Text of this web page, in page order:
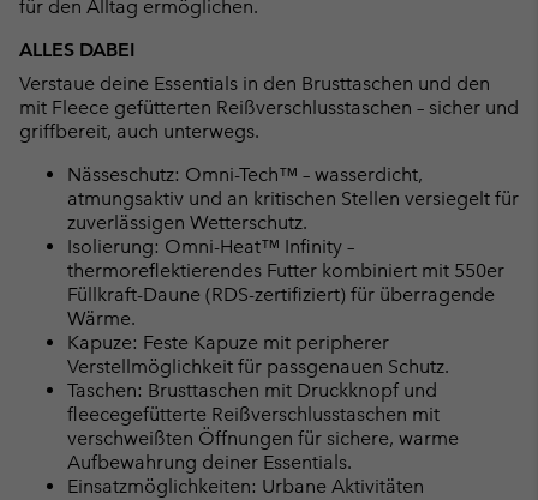
für den Alltag ermöglichen.
ALLES DABEI
Verstaue deine Essentials in den Brusttaschen und den
mit Fleece gefütterten Reißverschlusstaschen – sicher und
griffbereit, auch unterwegs.
Nässeschutz: Omni-Tech™ – wasserdicht,
atmungsaktiv und an kritischen Stellen versiegelt für
zuverlässigen Wetterschutz.
Isolierung: Omni-Heat™ Infinity –
thermoreflektierendes Futter kombiniert mit 550er
Füllkraft-Daune (RDS-zertifiziert) für überragende
Wärme.
Kapuze: Feste Kapuze mit peripherer
Verstellmöglichkeit für passgenauen Schutz.
Taschen: Brusttaschen mit Druckknopf und
fleecegefütterte Reißverschlusstaschen mit
verschweißten Öffnungen für sichere, warme
Aufbewahrung deiner Essentials.
Einsatzmöglichkeiten: Urbane Aktivitäten